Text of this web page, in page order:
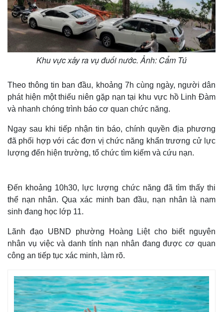
Khu vực xảy ra vụ đuối nước. Ảnh: Cẩm Tú
Theo thông tin ban đầu, khoảng 7h cùng ngày, người dân
phát hiện một thiếu niên gặp nạn tại khu vực hồ Linh Đàm
và nhanh chóng trình báo cơ quan chức năng.
Ngay sau khi tiếp nhận tin báo, chính quyền địa phương
đã phối hợp với các đơn vị chức năng khẩn trương cử lực
lượng đến hiện trường, tổ chức tìm kiếm và cứu nạn.
Đến khoảng 10h30, lực lượng chức năng đã tìm thấy thi
thể nạn nhân. Qua xác minh ban đầu, nạn nhân là nam
sinh đang học lớp 11.
Lãnh đạo UBND phường Hoàng Liệt cho biết nguyên
nhân vụ việc và danh tính nạn nhân đang được cơ quan
công an tiếp tục xác minh, làm rõ.